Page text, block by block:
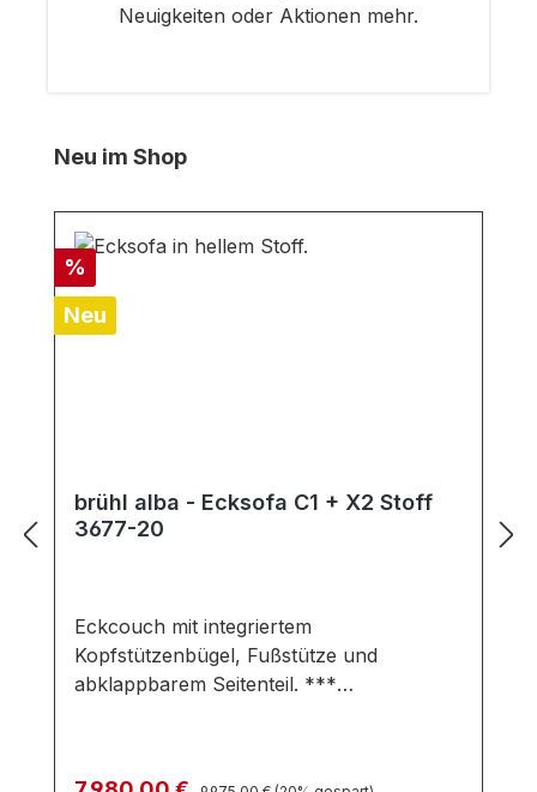
Neuigkeiten oder Aktionen mehr.
Produktgalerie überspringen
Neu im Shop
Rabatt
%
Neu
brühl alba - Ecksofa C1 + X2 Stoff
3677-20
Eckcouch mit integriertem
Kopfstützenbügel, Fußstütze und
abklappbarem Seitenteil. ***
Regulärer Preis: